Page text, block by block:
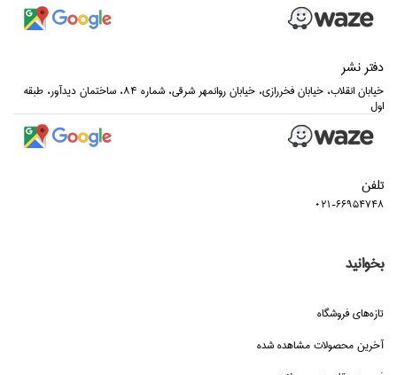
دفتر نشر
خيابان انقلاب، خيابان فخررازي، خيابان روانمهر شرقي، شماره 84، ساختمان ديدآور، طبقه
اول
تلفن
021-66954748
بخوانید
تازه‌هاي فروشگاه
آخرین محصولات مشاهده شده